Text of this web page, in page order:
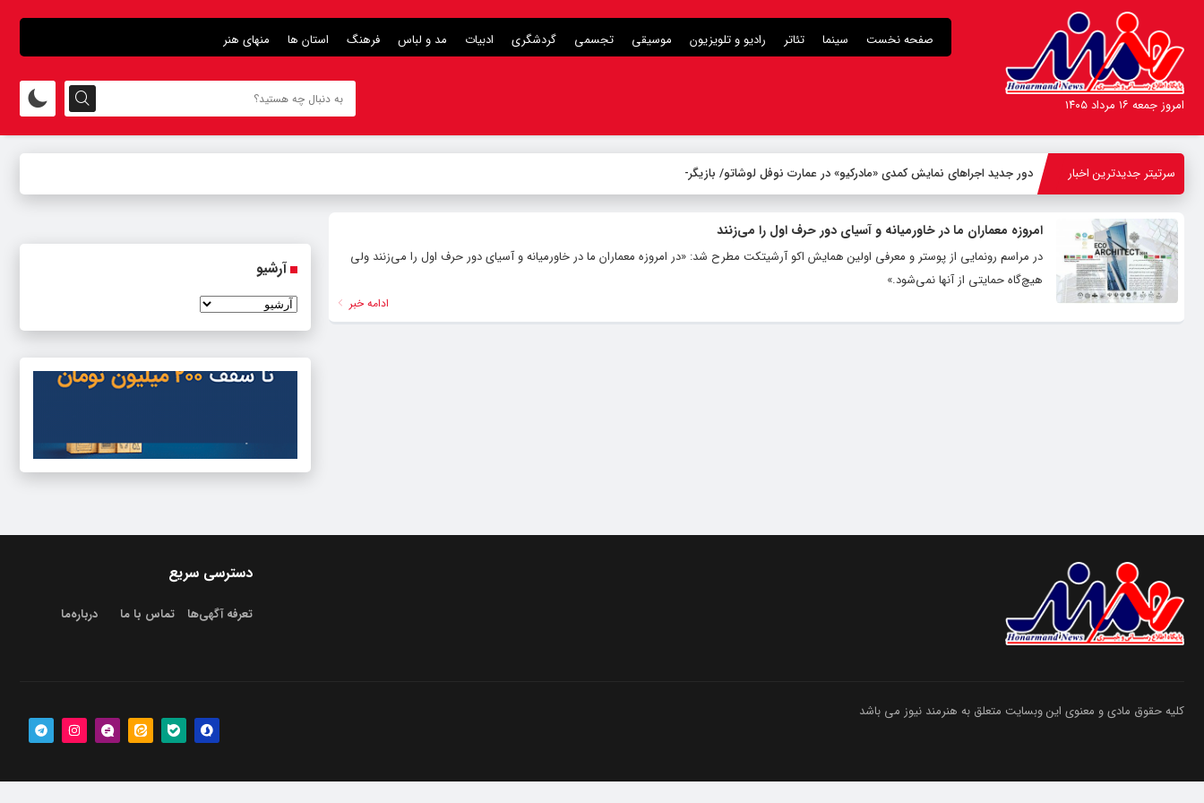
صفحه نخست سینما تئاتر رادیو و تلویزیون موسیقی تجسمی گردشگری ادبیات مد و لباس فرهنگ استان ها منهای هنر
امروز جمعه ۱۶ مرداد ۱۴۰۵
سرتیتر جدیدترین اخبار دور جدید اجراهای نمایش کمدی «مادرکیو» در عمارت نوفل لوشاتو/ بازیگران م
امروزه معماران ما در خاورمیانه و آسیای دور حرف اول را می‌زنند
در مراسم رونمایی از پوستر و معرفی اولین همایش اکو آرشیتکت مطرح شد: «در امروزه معماران ما در خاورمیانه و آسیای دور حرف اول را می‌زنند ولی
هیچ‌گاه حمایتی از آنها نمی‌شود.»
ادامه خبر
آرشیو
دسترسی سریع
تعرفه آگهی‌ها تماس با ما درباره‌‌ما
کلیه حقوق مادی و معنوی این وبسایت متعلق به هنرمند نیوز می باشد